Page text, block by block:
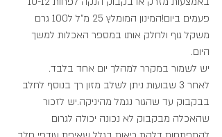
פעמים ביום!המינון המומלץ 25 מ"ל ל100 גרם
משקל גוף ולחלק אותו במספר האכלות למשך
היום.
יש לשמור במקרר למהלך יום אחד בלבד.
לאחר 3 שבועות ניתן לשלב מזון רך בנוסף לחלב
בבקבוק עד שהגור נגמל מהיניקה.יש לזכור
שהאכלה מבקבוק לא נכונה יכולה לגרום